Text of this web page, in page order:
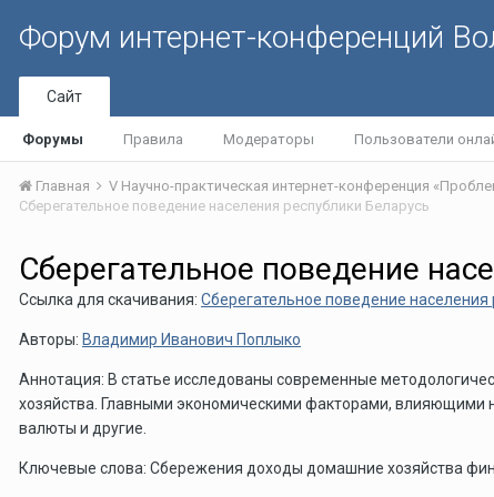
Форум интернет-конференций
Сайт
Форумы Правила Модераторы Пользователи
Главная
Сберегательное поведение населения республики Беларусь
Сберегательное поведение
Ссылка для скачивания: Сберегательное поведение населения
Авторы: Владимир Иванович Поплыко
Аннотация: В статье исследованы современные
хозяйства. Главными экономическими факторами, влияющими
валюты и другие.
Ключевые слова: Сбережения доходы домашние хозяйства